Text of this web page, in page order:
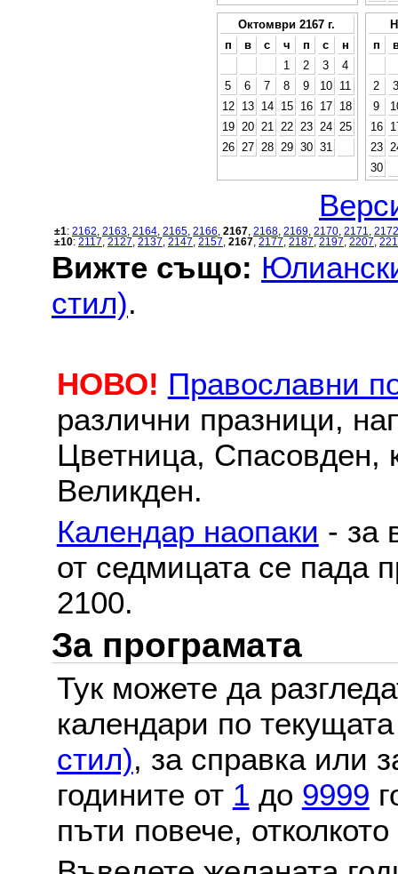
Октомври 2167 г.
п
в с ч п с
н
1
2 3
4
5
6 7 8 9 10
11
12
13 14 15 16 17
18
19
20 21 22 23 24
25
26
27 28 29 30 31
п
2
3
9
16
23
30
±1: 2162 2163 2164 2165 2166 2167 2168 2169 2170 2171
2172
±10: 2117 2127 2137 2147 2157 2167 2177 2187 2197 2207
Вижте също:
стил).
НОВО! Православни
различни празници,
Цветница, Спасовден,
Великден.
Календар наопаки - за
от седмицата се пада
2100.
За програмата
Тук можете да
календари по
стил), за справка или
годините от 1 до 9999
пъти повече,